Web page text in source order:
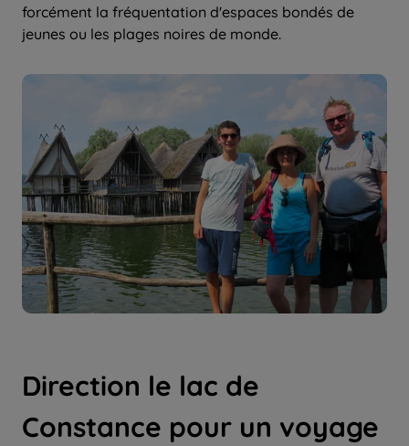
forcément la fréquentation d'espaces bondés de
jeunes ou les plages noires de monde.
Direction le lac de
Constance pour un voyage